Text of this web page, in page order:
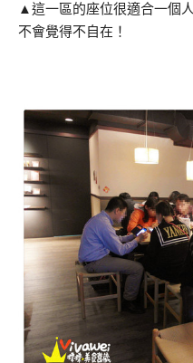
▲這一區的座位很適合一個
不會覺得不自在！